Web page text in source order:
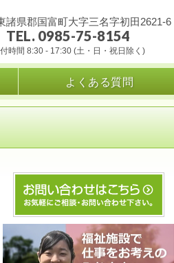
諸県郡国富町大字三名字初田2621-6
TEL. 0985-75-8154
時間 8:30 - 17:30 (土・日・祝日除く)
よくある質問